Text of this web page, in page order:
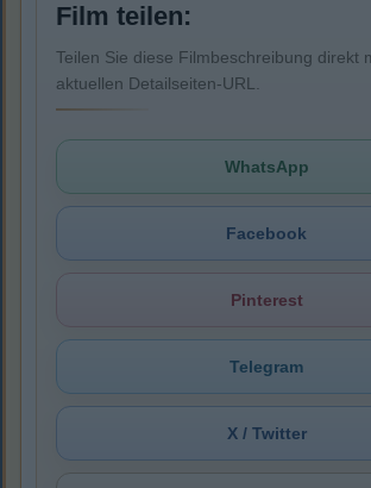
Film teilen:
Teilen Sie diese Filmbeschreibung direkt
aktuellen Detailseiten-URL.
WhatsApp
Facebook
Pinterest
Telegram
X / Twitter